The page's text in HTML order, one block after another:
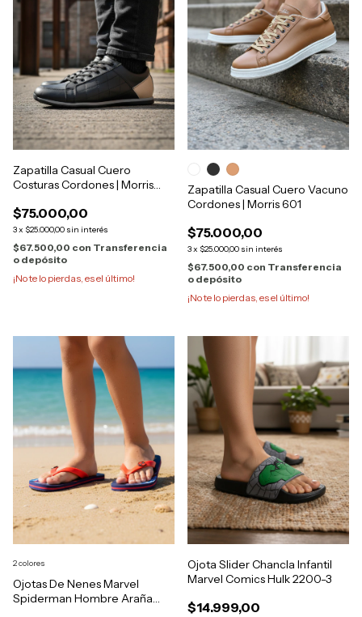
Zapatilla Casual Cuero
Costuras Cordones | Morris
$75.000,00
3x $25.000,00 sin interés
$67.500,00 con Transferencia
o depósito
¡No te lo pierdas, es el último!
Zapatilla Casual Cuero Vacuno
Cordones | Morris 601
$75.000,00
3x $25.000,00 sin interés
$67.500,00 con Transferencia
o depósito
¡No te lo pierdas, es el último!
Ojotas De Nenes Marvel
Spiderman Hombre Araña
2 colores
Ojota Slider Chancla Infantil
Marvel Comics Hulk 2200-3
$14.999,00